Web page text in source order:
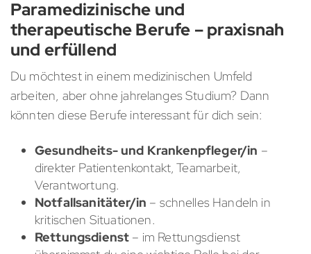
Paramedizinische und
therapeutische Berufe – praxisnah
und erfüllend
Du möchtest in einem medizinischen Umfeld
arbeiten, aber ohne jahrelanges Studium? Dann
könnten diese Berufe interessant für dich sein:
Gesundheits- und Krankenpfleger/in –
direkter Patientenkontakt, Teamarbeit,
Verantwortung.
Notfallsanitäter/in – schnelles Handeln in
kritischen Situationen.
Rettungsdienst – im Rettungsdienst